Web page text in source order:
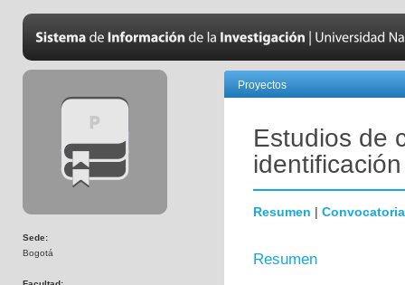
Sede:
Bogotá
Proyectos
Estudios de
Resumen | Convocatoria
Resumen